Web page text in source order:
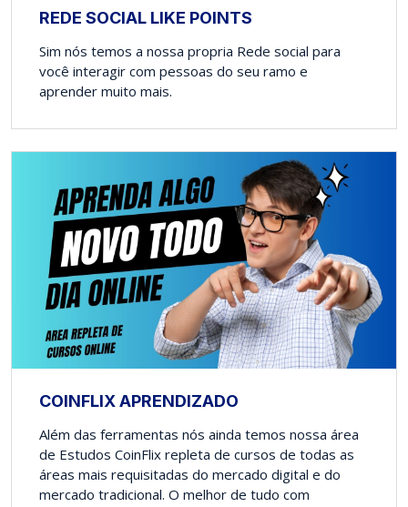
REDE SOCIAL LIKE POINTS
Sim nós temos a nossa propria Rede social para
você interagir com pessoas do seu ramo e
aprender muito mais.
COINFLIX APRENDIZADO
Além das ferramentas nós ainda temos nossa área
de Estudos CoinFlix repleta de cursos de todas as
áreas mais requisitadas do mercado digital e do
mercado tradicional. O melhor de tudo com